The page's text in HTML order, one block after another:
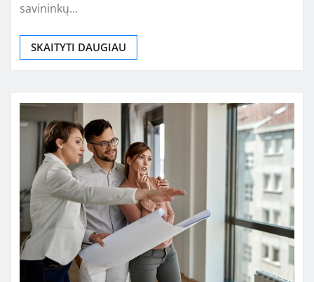
savininkų…
SKAITYTI DAUGIAU